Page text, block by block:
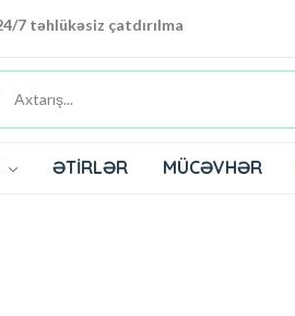
7 təhlükəsiz çatdırılma
ƏTİRLƏR MÜCƏVHƏR